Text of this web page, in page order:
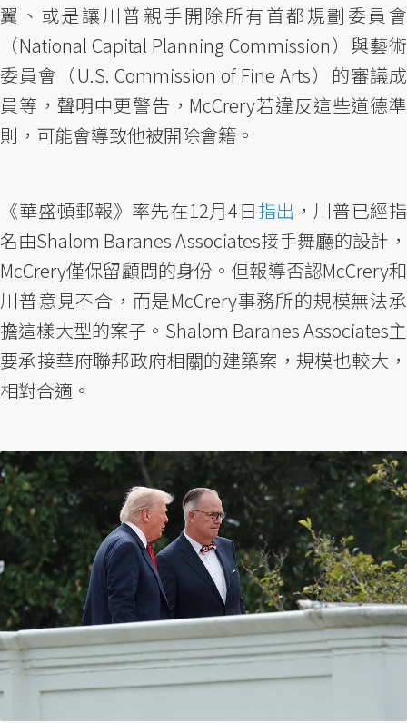
翼、或是讓川普親手開除所有首都規劃委員會
（National Capital Planning Commission）與藝術
委員會（U.S. Commission of Fine Arts）的審議成
員等，聲明中更警告，McCrery若違反這些道德準
則，可能會導致他被開除會籍。
《華盛頓郵報》率先在12月4日指出 ，川普已經指
名由Shalom Baranes Associates接手舞廳的設計，
McCrery僅保留顧問的身份。但報導否認McCrery和
川普意見不合，而是McCrery事務所的規模無法承
擔這樣大型的案子。​​Shalom Baranes Associates主
要承接華府聯邦政府相關的建築案，規模也較大，
相對合適。